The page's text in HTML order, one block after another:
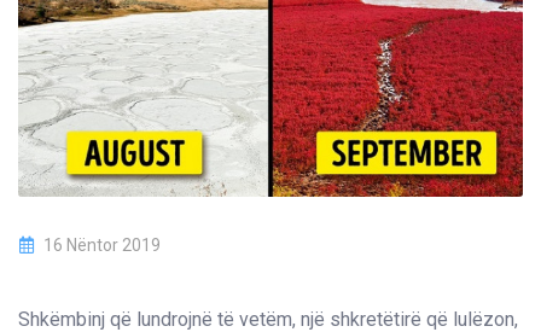
16 Nëntor 2019
Shkëmbinj që lundrojnë të vetëm, një shkretëtirë që lulëzon,